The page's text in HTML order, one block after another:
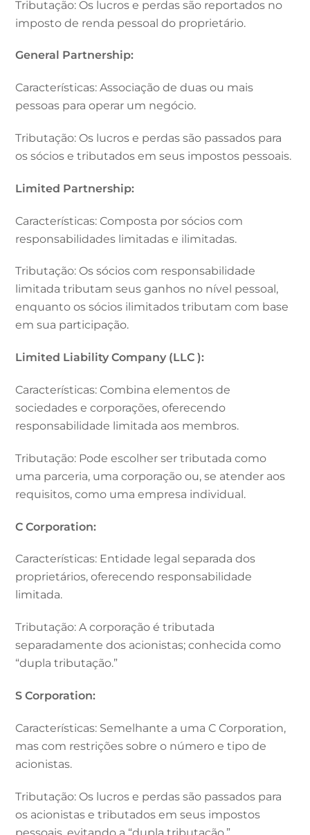
Tributação: Os lucros e perdas são reportados no
imposto de renda pessoal do proprietário.
General Partnership:
Características: Associação de duas ou mais
pessoas para operar um negócio.
Tributação: Os lucros e perdas são passados para
os sócios e tributados em seus impostos pessoais.
Limited Partnership:
Características: Composta por sócios com
responsabilidades limitadas e ilimitadas.
Tributação: Os sócios com responsabilidade
limitada tributam seus ganhos no nível pessoal,
enquanto os sócios ilimitados tributam com base
em sua participação.
Limited Liability Company (LLC ):
Características: Combina elementos de
sociedades e corporações, oferecendo
responsabilidade limitada aos membros.
Tributação: Pode escolher ser tributada como
uma parceria, uma corporação ou, se atender aos
requisitos, como uma empresa individual.
C Corporation:
Características: Entidade legal separada dos
proprietários, oferecendo responsabilidade
limitada.
Tributação: A corporação é tributada
separadamente dos acionistas; conhecida como
“dupla tributação.”
S Corporation:
Características: Semelhante a uma C Corporation,
mas com restrições sobre o número e tipo de
acionistas.
Tributação: Os lucros e perdas são passados para
os acionistas e tributados em seus impostos
pessoais, evitando a “dupla tributação.”